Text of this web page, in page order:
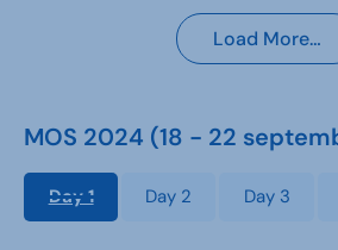
Load More…
MOS 2024 (18 - 22
Day 1 Day 2 Day 3